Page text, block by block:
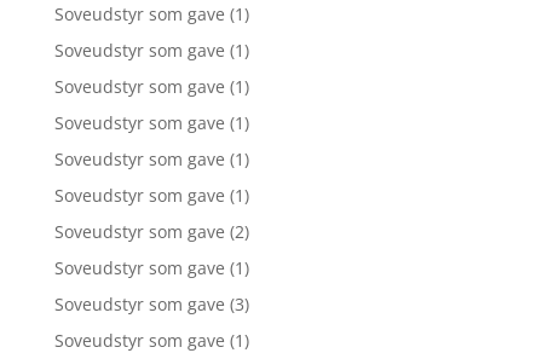
Soveudstyr som gave (1)
Soveudstyr som gave (1)
Soveudstyr som gave (1)
Soveudstyr som gave (1)
Soveudstyr som gave (1)
Soveudstyr som gave (1)
Soveudstyr som gave (2)
Soveudstyr som gave (1)
Soveudstyr som gave (3)
Soveudstyr som gave (1)